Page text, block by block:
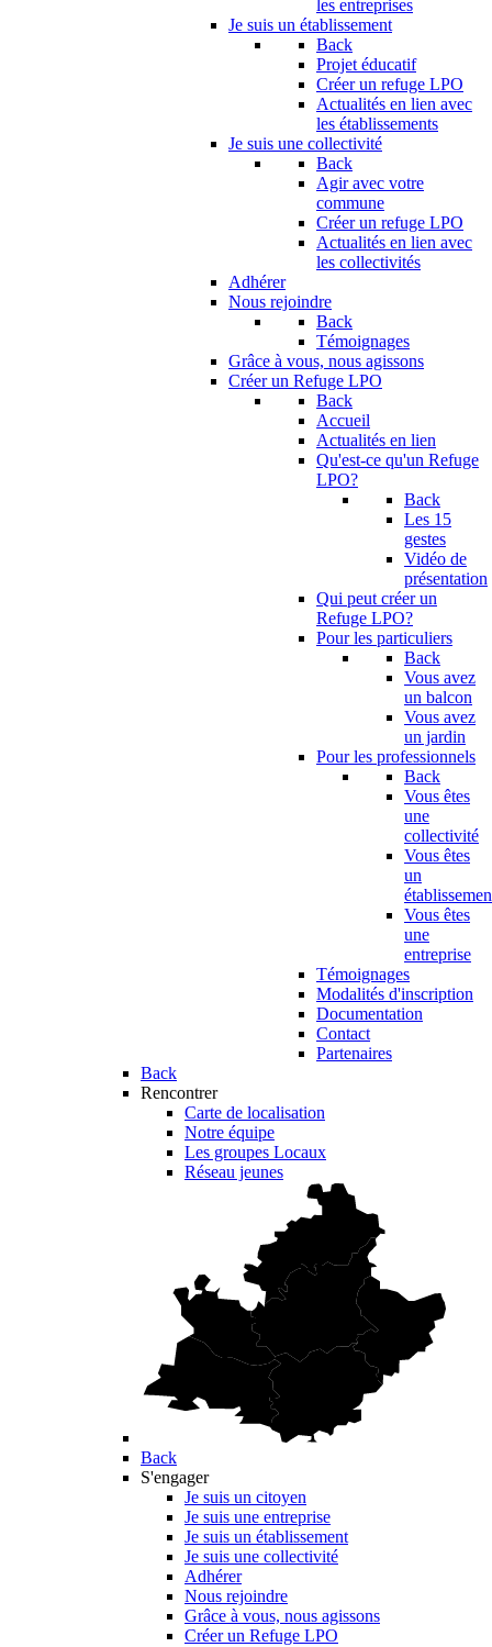
les entreprises
Je suis un établissement
Back
Projet éducatif
Créer un refuge LPO
Actualités en lien avec
les établissements
Je suis une collectivité
Back
Agir avec votre
commune
Créer un refuge LPO
Actualités en lien avec
les collectivités
Adhérer
Nous rejoindre
Back
Témoignages
Grâce à vous, nous agissons
Créer un Refuge LPO
Back
Accueil
Actualités en lien
Qu'est-ce qu'un Refuge
LPO?
Back
Les 15
gestes
Vidéo de
présentation
Qui peut créer un
Refuge LPO?
Pour les particuliers
Back
Vous avez
un balcon
Vous avez
un jardin
Pour les professionnels
Back
Vous êtes
une
collectivité
Vous êtes
un
Vous êtes
une
entreprise
Témoignages
Modalités d'inscription
Documentation
Contact
Partenaires
Back
Rencontrer
Carte de localisation
Notre équipe
Les groupes Locaux
Réseau jeunes
Back
S'engager
Je suis un citoyen
Je suis une entreprise
Je suis un établissement
Je suis une collectivité
Adhérer
Nous rejoindre
Grâce à vous, nous agissons
Créer un Refuge LPO